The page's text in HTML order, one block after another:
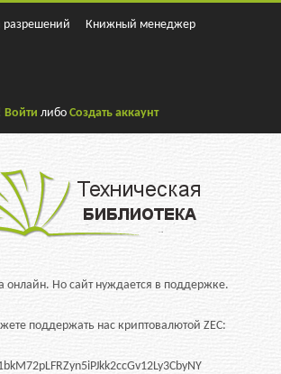
разрешений Книжный менеджер
Войти либоСоздать аккаунт
онлайн. Но сайт нуждается в поддержке.
поддержать нас криптовалютой ZEC: